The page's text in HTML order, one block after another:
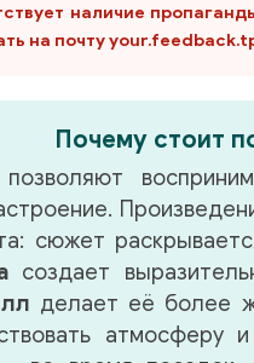
наличие
на почту
Почему стоит
позволяют
сюжет
создает
делает её более
атмосферу